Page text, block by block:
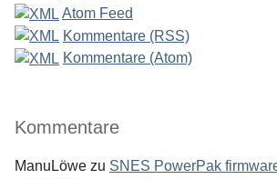
Atom Feed
Kommentare (RSS)
Kommentare (Atom)
Kommentare
ManuLöwe zu SNES PowerPak